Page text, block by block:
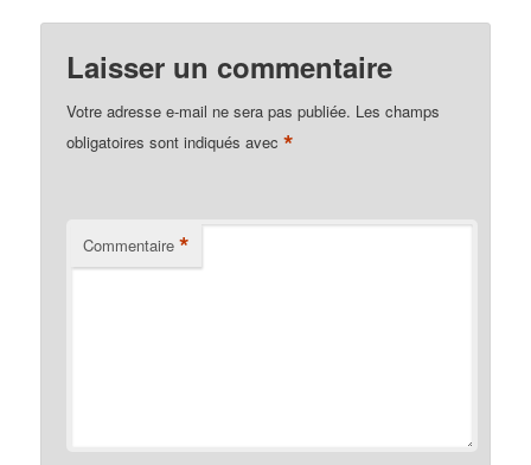
Laisser un commentaire
Votre adresse e-mail ne sera pas publiée. Les champs
obligatoires sont indiqués avec*
Commentaire *